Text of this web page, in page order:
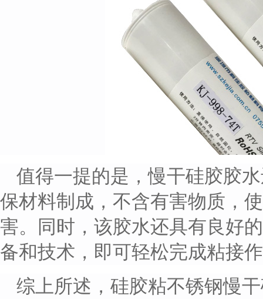
值得一提的是，慢干硅胶胶
保材料制成，不含有害物质，
害。同时，该胶水还具有良好
备和技术，即可轻松完成粘接
综上所述，硅胶粘不锈钢慢